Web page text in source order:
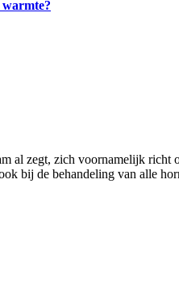
al zegt, zich voornamelijk richt
bij de behandeling van alle